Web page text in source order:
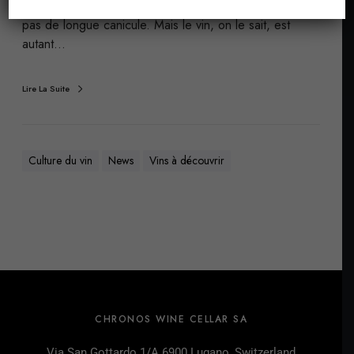
pas de longue canicule. Mais le vin, on le sait, est
autant…
Lire La Suite
Culture du vin News Vins à découvrir
CHRONOS WINE CELLAR SA